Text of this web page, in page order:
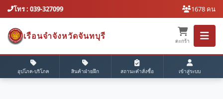
โทร : 039-327099 1678 คน
เรือนจำจังหวัดจันทบุรี
ตะกร้า
อุปโภค-บริโภค สินค้าฝ่ายฝึก สถานะคำสั่งซื้อ เข้าสู่ระบบ